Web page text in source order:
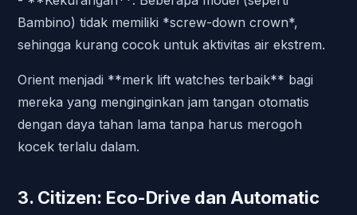
Bambino) tidak memiliki *screw-down crown*,
sehingga kurang cocok untuk aktivitas air ekstrem.
Orient menjadi **merk lift watches terbaik** bagi
mereka yang menginginkan jam tangan otomatis
dengan daya tahan lama tanpa harus merogoh
kocek terlalu dalam.
3. Citizen: Eco-Drive dan Automatic